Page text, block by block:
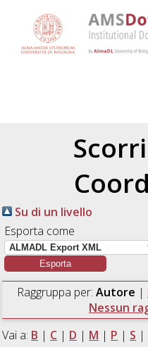
Su di un livello
Esporta come
Raggruppa per: Autore |
Nessun
Vai a: B | C | D | M | P | S |